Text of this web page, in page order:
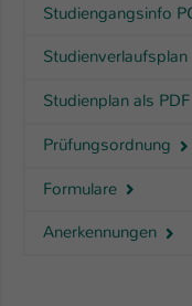
Studiengangsinfo
Studienverlaufsplan
Studienplan als PDF
Prüfungsordnung
Formulare
Anerkennungen